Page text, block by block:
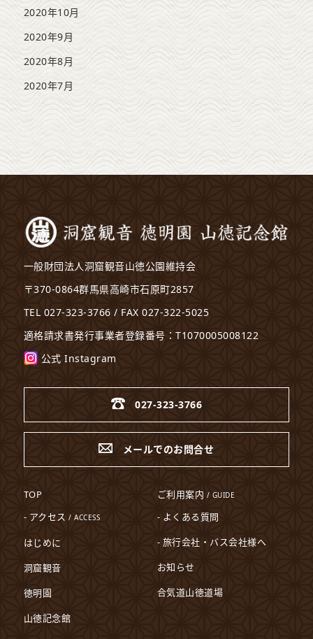
2020年10月
2020年9月
2020年8月
2020年7月
一般財団法人洞窟観音山徳公園維持会
〒370-0864群馬県高崎市石原町2857
TEL 027-323-3766 / FAX 027-322-5025
適格請求書発行事業者登録番号：T1070005008122
公式 Instagram
027-323-3766
メールでのお問合せ
TOP
- アクセス / ACCESS
はじめに
洞窟観音
徳明園
山徳記念館
ご利用案内 / GUIDE
- よくある質問
- 旅行会社・バス会社様へ
お知らせ
合気道山徳道場